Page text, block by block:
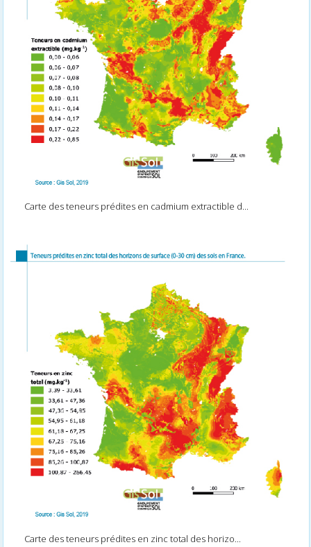
Carte des teneurs prédites en cadmium extractible d...
Carte des teneurs prédites en zinc total des horizo...